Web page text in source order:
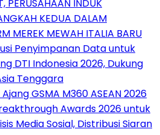
PERUSAHAAN INDUK
KEDUA DALAM
MEREK MEWAH ITALIA BARU
Penyimpanan Data untuk
DTI Indonesia 2026, Dukung
Tenggara
GSMA M360 ASEAN 2026
Awards 2026 untuk
Media Sosial, Distribusi Siaran